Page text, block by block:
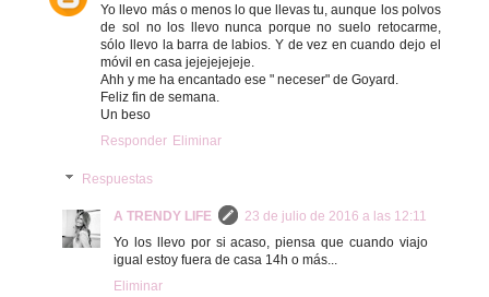
Yo llevo más o menos lo que llevas tu, aunque los polvos
de sol no los llevo nunca porque no suelo retocarme,
sólo llevo la barra de labios. Y de vez en cuando dejo el
móvil en casa jejejejejeje.
Ahh y me ha encantado ese " neceser" de Goyard.
Feliz fin de semana.
Un beso
Responder Eliminar
Respuestas
A TRENDY LIFE
23 de julio de 2016 a las 12:11
Yo los llevo por si acaso, piensa que cuando viajo
igual estoy fuera de casa 14h o más...
Eliminar